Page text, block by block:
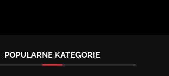
POPULARNE KATEGORIE